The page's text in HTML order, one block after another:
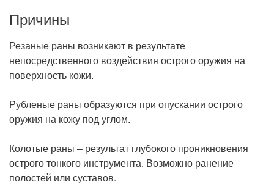
Причины
Резаные раны возникают в результате
непосредственного воздействия острого оружия на
поверхность кожи.
Рубленые раны образуются при опускании острого
оружия на кожу под углом.
Колотые раны – результат глубокого проникновения
острого тонкого инструмента. Возможно ранение
полостей или суставов.